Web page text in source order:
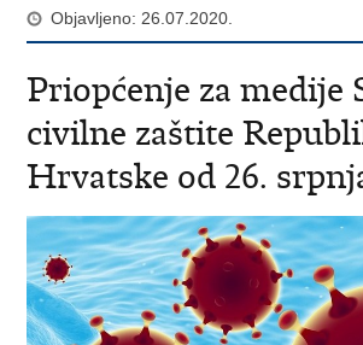
Objavljeno: 26.07.2020.
Priopćenje za medije
civilne zaštite
Hrvatske od 26.